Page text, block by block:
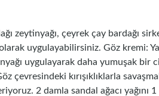
zeytinyağı, çeyrek çay bardağı
uygulayabilirsiniz. Göz kremi:
uygulayarak daha yumuşak bir
çevresindeki kırışıklıklarla
2 damla sandal ağacı yağını 1